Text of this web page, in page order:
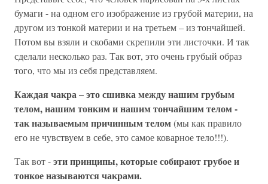
бумаги - на одном его изображение из грубой материи, на
другом из тонкой материи и на третьем – из тончайшей.
Потом вы взяли и скобами скрепили эти листочки. И так
сделали несколько раз. Так вот, это очень грубый образ
того, что мы из себя представляем.
Каждая чакра – это сшивка между нашим грубым
телом, нашим тонким и нашим тончайшим телом -
так называемым причинным телом(мы как правило
его не чувствуем в себе, это самое коварное тело!!!).
Так вот -эти принципы, которые собирают грубое и
тонкое называются чакрами.